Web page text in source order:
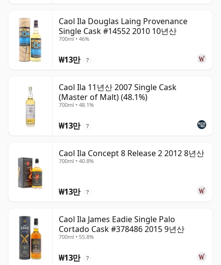
Caol Ila Douglas Laing Provenance
Single Cask #14552 2010 10년산
700ml • 46%
₩13만 ?
Caol Ila 11년산 2007 Single Cask
(Master of Malt) (48.1%)
700ml • 48.1%
₩13만 ?
Caol Ila Concept 8 Release 2 2012 8년산
700ml • 40.8%
₩13만 ?
Caol Ila James Eadie Single Palo
Cortado Cask #378486 2015 9년산
700ml • 55.8%
₩13만 ?